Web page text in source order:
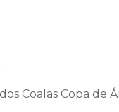
Coalas Copa de